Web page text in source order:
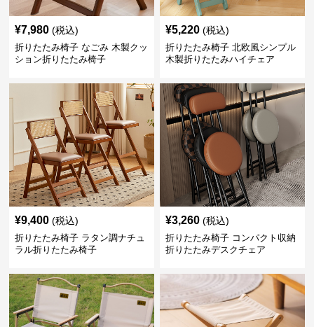
¥7,980 (税込)
折りたたみ椅子 なごみ 木製クッ
ション折りたたみ椅子
¥5,220 (税込)
折りたたみ椅子 北欧風シンプル
木製折りたたみハイチェア
¥9,400 (税込)
折りたたみ椅子 ラタン調ナチュ
ラル折りたたみ椅子
¥3,260 (税込)
折りたたみ椅子 コンパクト収納
折りたたみデスクチェア